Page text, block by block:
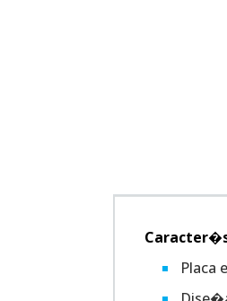
Placa